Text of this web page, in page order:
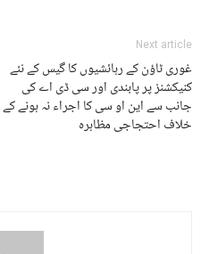
Next article
غوری ٹاؤن کے رہائشیوں کا گیس کے نئے
کنیکشنز پر پابندی اور سی ڈی اے کی
جانب سے این او سی کا اجراء نہ ہونے کے
خلاف احتجاجی مظاہرہ